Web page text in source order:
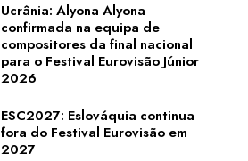
Ucrânia: Alyona Alyona
confirmada na equipa de
compositores da final nacional
para o Festival Eurovisão Júnior
2026
ESC2027: Eslováquia continua
fora do Festival Eurovisão em
2027